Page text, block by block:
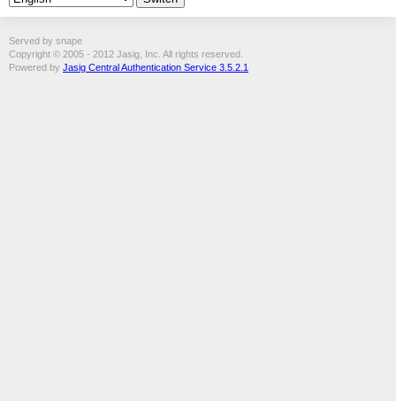
Served by snape
Copyright © 2005 - 2012 Jasig, Inc. All rights reserved.
Powered by Jasig Central Authentication Service 3.5.2.1